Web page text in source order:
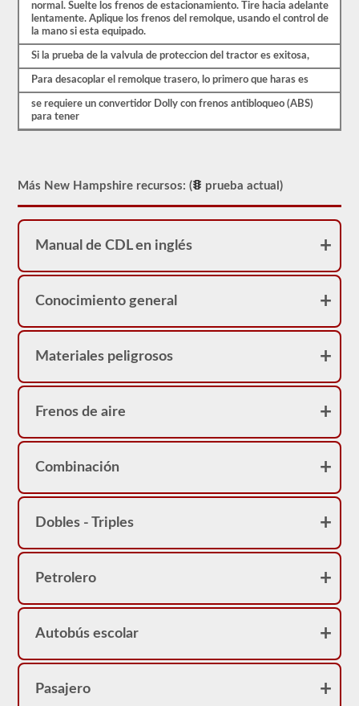
opción
múltiple
una
oportunidad
para
hacerlo
bien.
Sin
embargo,
práctica
comentarios
inmediatos,
nuevamente,
correcta
y
dando
explicación
esa
normal. Suelte los frenos de estacionamiento. Tire hacia adelante
lentamente. Aplique los frenos del remolque, usando el control de
la mano si esta equipado.
Si la prueba de la valvula de proteccion del tractor es exitosa,
Para desacoplar el remolque trasero, lo primero que haras es
se requiere un convertidor Dolly con frenos antibloqueo (ABS)
para tener
Más New Hampshire recursos: ( prueba actual)
Manual de CDL en inglés
Conocimiento general
Materiales peligrosos
Frenos de aire
Combinación
Dobles - Triples
Petrolero
Autobús escolar
Pasajero